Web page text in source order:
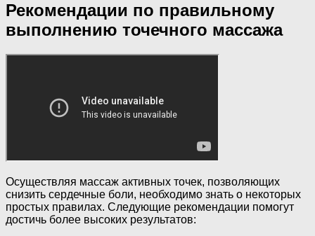
Рекомендации по правильному
выполнению точечного массажа
Осуществляя массаж активных точек, позволяющих
снизить сердечные боли, необходимо знать о некоторых
простых правилах. Следующие рекомендации помогут
достичь более высоких результатов: